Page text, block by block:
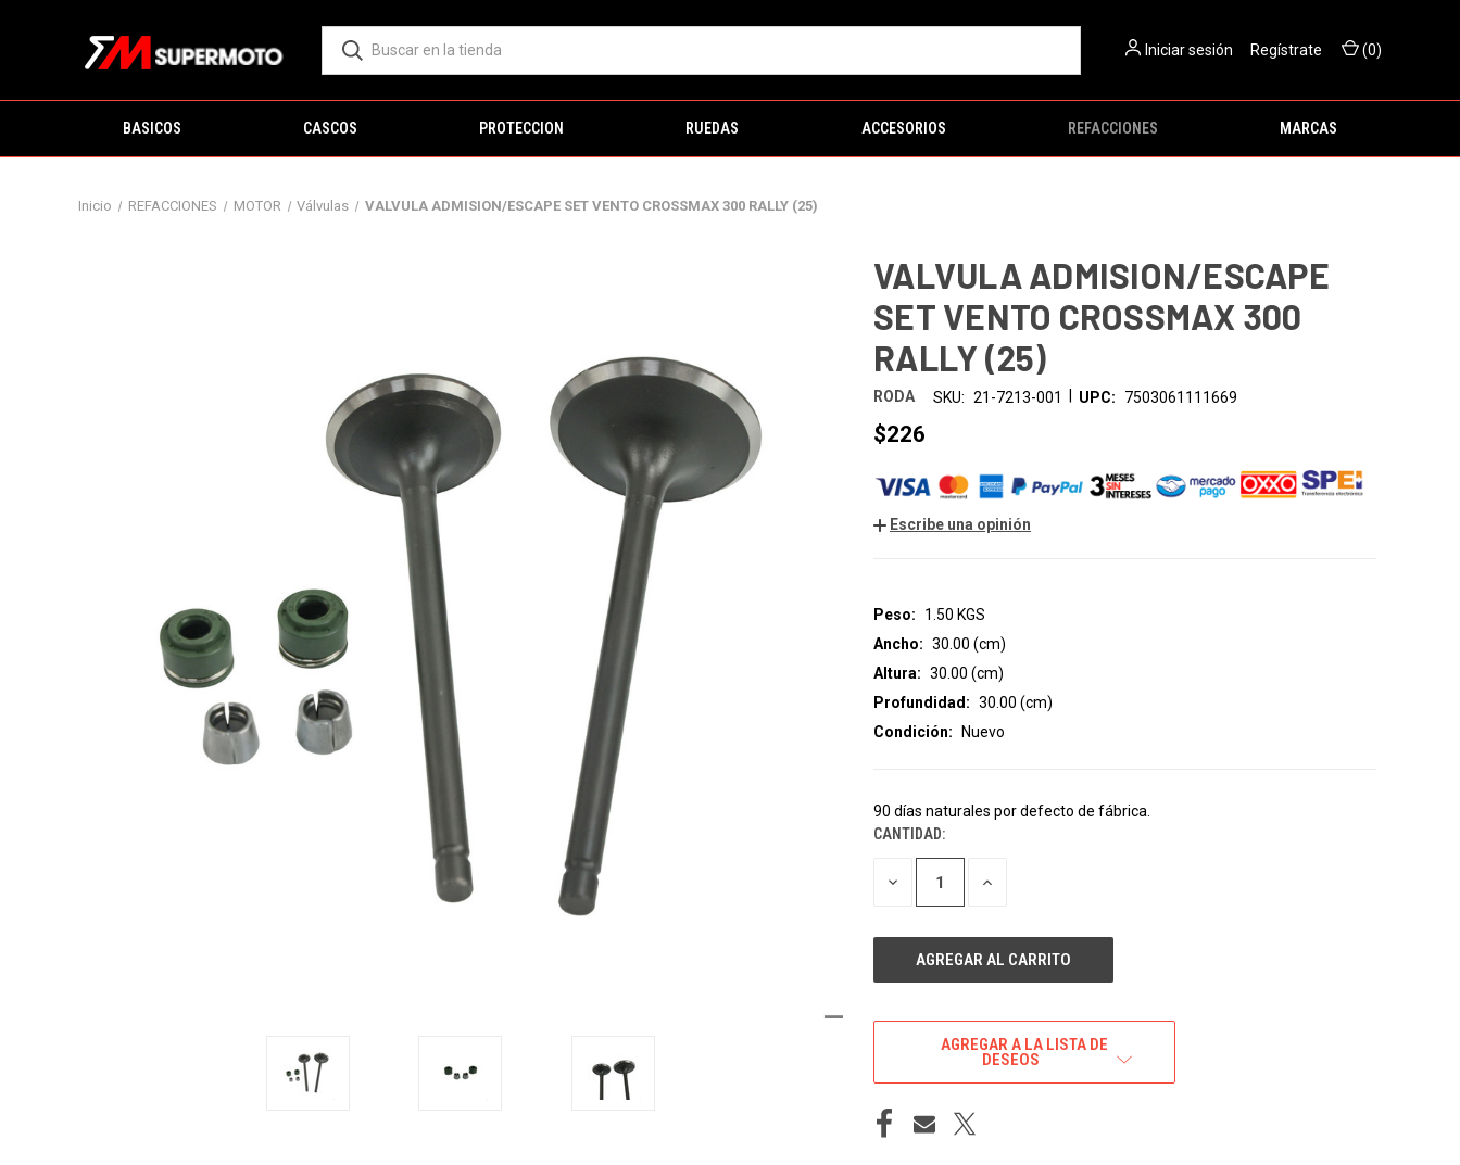
Iniciar sesión Regístrate (0)
BASICOS CASCOS PROTECCION RUEDAS ACCESORIOS REFACCIONES MARCAS
Inicio REFACCIONES MOTOR Válvulas VALVULA ADMISION/ESCAPE SET VENTO CROSSMAX 300 RALLY (25)
VALVULA ADMISION/ESCAPE
SET VENTO CROSSMAX 300
RALLY (25)
RODA SKU: 21-7213-001 UPC: 7503061111669
$226
Escribe una opinión
Peso:
1.50 KGS
Ancho: 30.00 (cm)
Altura: 30.00 (cm)
Profundidad: 30.00 (cm)
Condición:
Nuevo
90 días naturales por defecto de fábrica.
EXISTENCIAS
ACTUALES:
CANTIDAD:
DISMINUIR
CANTIDAD
UNDEFINED
AUMENTAR
UNDEFINED
AGREGAR A LA LISTA DE
DESEOS